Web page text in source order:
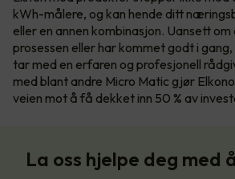
kWh-målere, og kan hende ditt
eller en annen kombinasjon. Uansett om
prosessen eller har kommet godt i
tar med en erfaren og profesjonell
med blant andre Micro Matic gjør
veien mot å få dekket inn 50 % av
La oss hjelpe deg med